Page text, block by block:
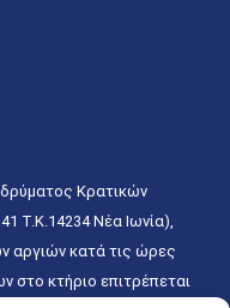
Κρατικών
T.K.14234 Νέα Ιωνία),
αργιών κατά τις ώρες
στο κτήριο επιτρέπεται